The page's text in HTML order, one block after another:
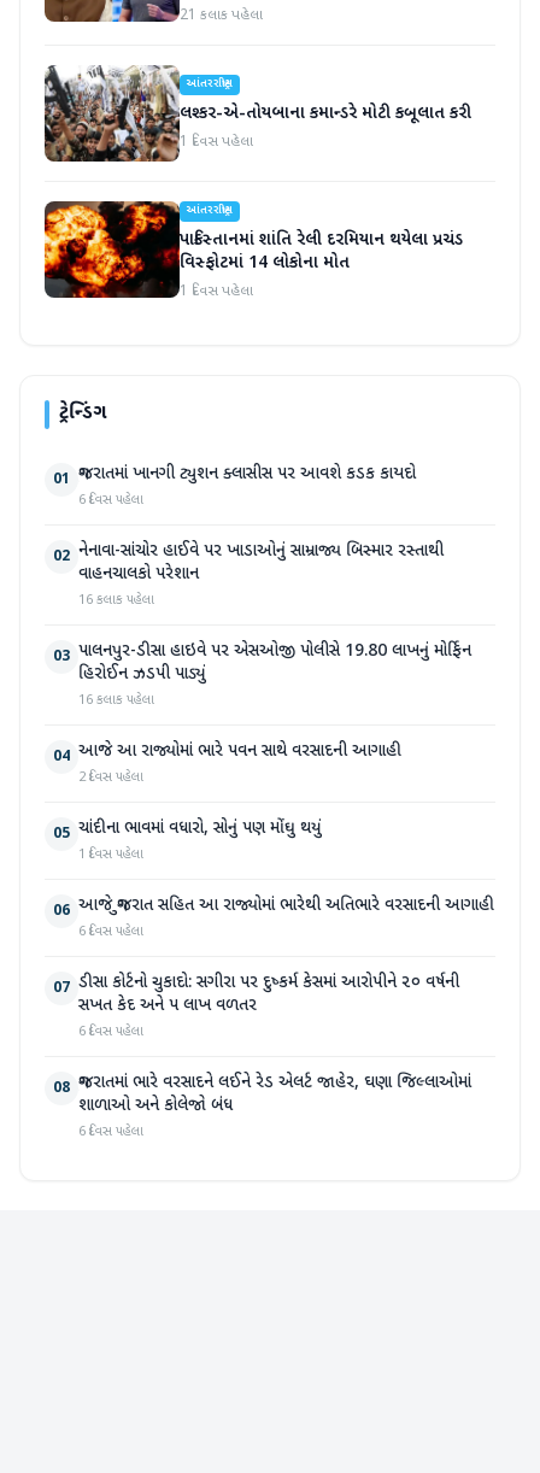
21 કલાક પહેલા
આંતરરાષ્ટ્રીય
લશ્કર-એ-તોયબાના કમાન્ડરે મોટી કબૂલાત કરી
1 દિવસ પહેલા
આંતરરાષ્ટ્રીય
પાકિસ્તાનમાં શાંતિ રેલી દરમિયાન થયેલા પ્રચંડ
વિસ્ફોટમાં 14 લોકોના મોત
1 દિવસ પહેલા
ટ્રેન્ડિંગ
01 ગુજરાતમાં ખાનગી ટ્યુશન ક્લાસીસ પર આવશે કડક કાયદો
6 દિવસ પહેલા
02 નેનાવા-સાંચોર હાઈવે પર ખાડાઓનું સામ્રાજ્ય બિસ્માર રસ્તાથી
વાહનચાલકો પરેશાન
16 કલાક પહેલા
03 પાલનપુર-ડીસા હાઇવે પર એસઓજી પોલીસે 19.80 લાખનું મોર્ફિન
હિરોઈન ઝડપી પાડ્યું
16 કલાક પહેલા
04 આજે આ રાજ્યોમાં ભારે પવન સાથે વરસાદની આગાહી
2 દિવસ પહેલા
05 ચાંદીના ભાવમાં વધારો, સોનું પણ મોંઘુ થયું
1 દિવસ પહેલા
06 આજે ગુજરાત સહિત આ રાજ્યોમાં ભારેથી અતિભારે વરસાદની આગાહી
6 દિવસ પહેલા
07 ડીસા કોર્ટનો ચુકાદો: સગીરા પર દુષ્કર્મ કેસમાં આરોપીને ૨૦ વર્ષની
સખત કેદ અને ૫ લાખ વળતર
6 દિવસ પહેલા
08 ગુજરાતમાં ભારે વરસાદને લઈને રેડ એલર્ટ જાહેર, ઘણા જિલ્લાઓમાં
શાળાઓ અને કોલેજો બંધ
6 દિવસ પહેલા